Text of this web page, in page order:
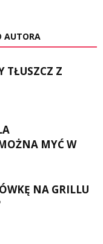
AUTORA
TŁUSZCZ Z
MYĆ W
NA GRILLU